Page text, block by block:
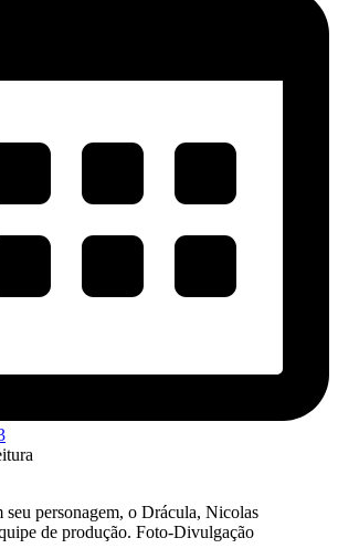
personagem, o Drácula, Nicolas
de produção. Foto-Divulgação